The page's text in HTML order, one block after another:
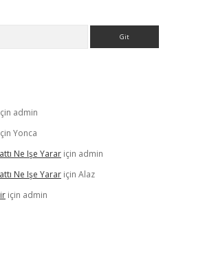
admin
Yonca
Ne Işe Yarar için admin
Ne Işe Yarar için Alaz
için admin